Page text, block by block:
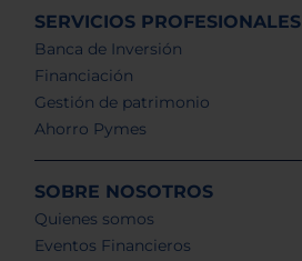
SERVICIOS PROFESIONALES
Banca de Inversión
Financiación
Gestión de patrimonio
Ahorro Pymes
SOBRE NOSOTROS
Quienes somos
Eventos Financieros